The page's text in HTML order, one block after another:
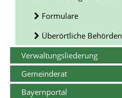
Formulare
Überörtliche Behörden
Verwaltungsliederung
Gemeinderat
Bayernportal